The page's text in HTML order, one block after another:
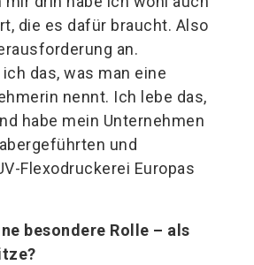
die es dafür braucht. Also
an.
das, was man eine
nennt. Ich lebe das,
habe mein Unternehmen
und
Flexodruckerei Europas
besondere Rolle – als